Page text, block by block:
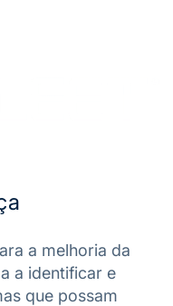
a melhoria da
a identificar e
que possam